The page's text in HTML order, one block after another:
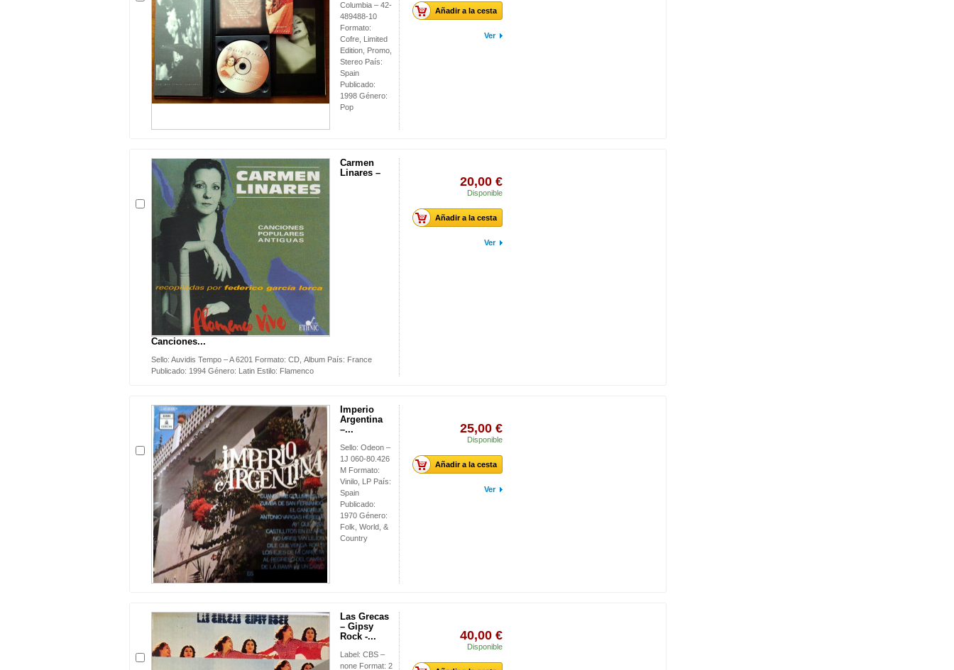
Columbia – 42-
489488-10
Formato:
Cofre, Limited
Edition, Promo,
Stereo País:
Spain
Publicado:
1998 Género:
Pop
Añadir a la cesta
Ver
Carmen
Linares –
Canciones...
Sello: Auvidis Tempo – A 6201 Formato: CD, Album País: France
Publicado: 1994 Género: Latin Estilo: Flamenco
20,00 €
Disponible
Añadir a la cesta
Ver
Imperio
Argentina
–...
Sello: Odeon –
1J 060-80.426
M Formato:
Vinilo, LP País:
Spain
Publicado:
1970 Género:
Folk, World, &
Country
25,00 €
Disponible
Añadir a la cesta
Ver
Las Grecas
– Gipsy
Rock -...
Label: CBS –
none Format: 2
40,00 €
Disponible